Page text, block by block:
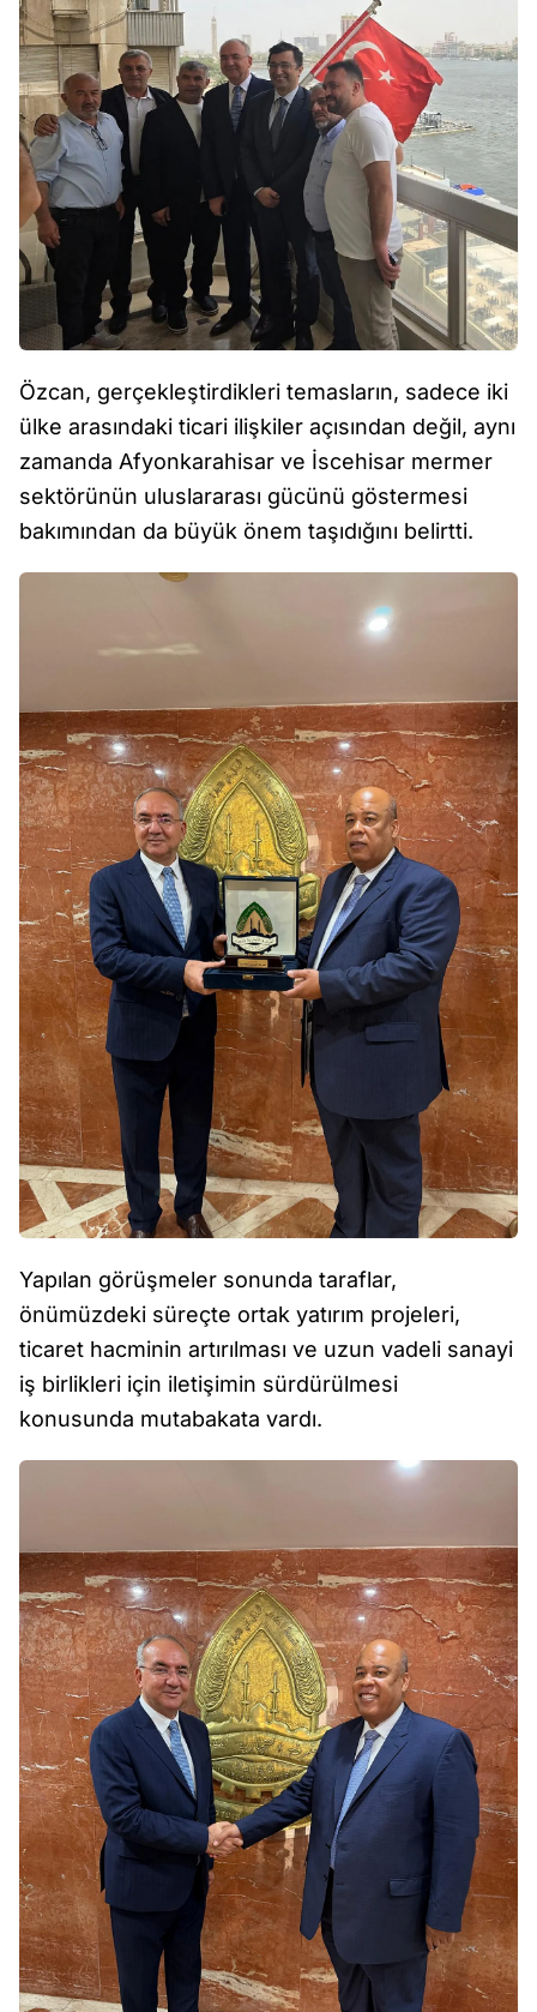
Özcan, gerçekleştirdikleri temasların, sadece iki
ülke arasındaki ticari ilişkiler açısından değil, aynı
zamanda Afyonkarahisar ve İscehisar mermer
sektörünün uluslararası gücünü göstermesi
bakımından da büyük önem taşıdığını belirtti.
Yapılan görüşmeler sonunda taraflar,
önümüzdeki süreçte ortak yatırım projeleri,
ticaret hacminin artırılması ve uzun vadeli sanayi
iş birlikleri için iletişimin sürdürülmesi
konusunda mutabakata vardı.